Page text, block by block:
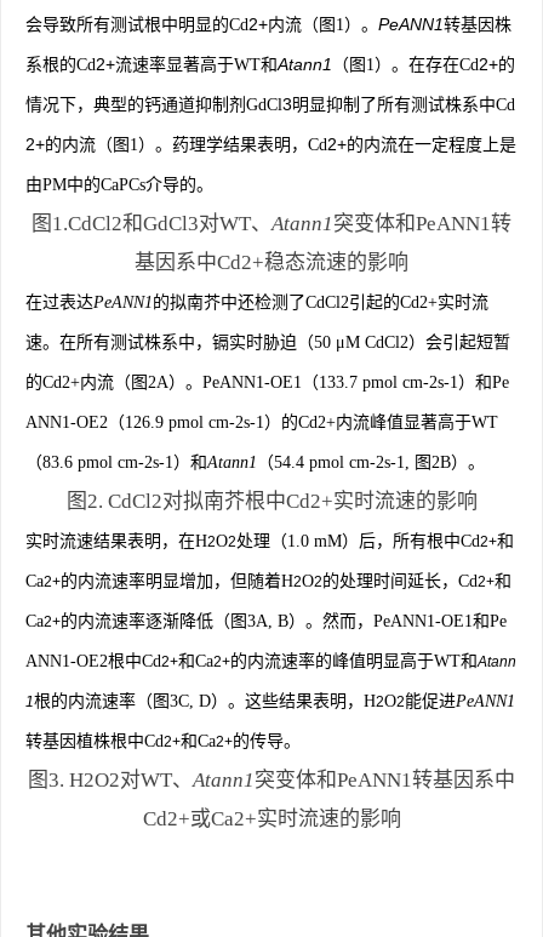
会导致所有测试根中明显的Cd2+内流（图1）。 PeANN1转基因株
系根的Cd2+流速率显著高于WT和Atann1 （图1）。在存在Cd2+的
情况下，典型的钙通道抑制剂GdCl3明显抑制了所有测试株系中Cd
2+的内流（图1）。药理学结果表明，Cd2+的内流在一定程度上是
由PM中的CaPCs介导的。
图1.CdCl2和GdCl3对WT、Atann1突变体和PeANN1转
基因系中Cd2+稳态流速的影响
在过表达PeANN1的拟南芥中还检测了CdCl2引起的Cd2+实时流
速。在所有测试株系中，镉实时胁迫（50 μМ CdCl2）会引起短暂
的Cd2+内流（图2A）。PeANN1-OE1（133.7 pmol cm-2s-1）和Pe
ANN1-OE2（126.9 pmol cm-2s-1）的Cd2+内流峰值显著高于WT
（83.6 pmol cm-2s-1）和Atann1 （54.4 pmol cm-2s-1, 图2B）。
图2. CdCl2对拟南芥根中Cd2+实时流速的影响
实时流速结果表明，在H2O2处理（1.0 mM）后，所有根中Cd2+和
Ca2+的内流速率明显增加，但随着H2O2的处理时间延长，Cd2+和
Ca2+的内流速率逐渐降低（图3A, B）。然而，PeANN1-OE1和Pe
ANN1-OE2根中Cd2+和Ca2+的内流速率的峰值明显高于WT和Atann
1根的内流速率（图3C, D）。这些结果表明，H2O2能促进PeANN1
转基因植株根中Cd2+和Ca2+的传导。
图3. H2O2对WT、Atann1突变体和PeANN1转基因系中
Cd2+或Ca2+实时流速的影响